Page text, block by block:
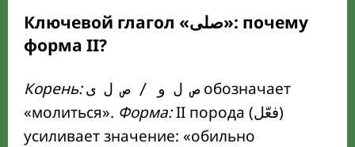
Ключевой глагол «صلى»: почему
форма II?
Корень: ص ل و / ص ل ىобозначает
«молиться». Форма:II порода (فعّل)
усиливает значение: «обильно